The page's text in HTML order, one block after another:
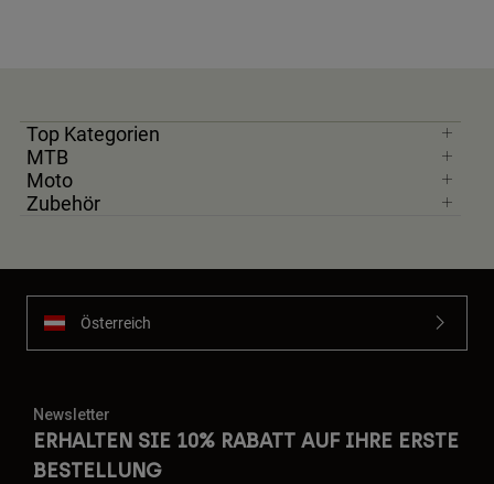
Top Kategorien
MTB
Moto
Zubehör
Österreich
Newsletter
ERHALTEN SIE 10% RABATT AUF IHRE ERSTE
BESTELLUNG